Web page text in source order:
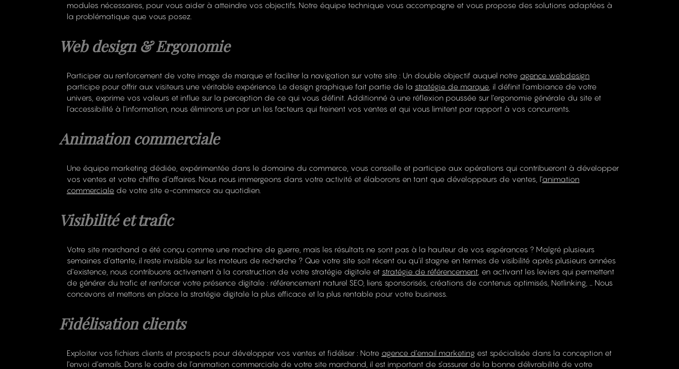
close
Village Zéro
Codes-barres
Recrutage
modules nécessaires, pour vous aider à atteindre vos objectifs. Notre équipe technique vous accompagne et vous propose des solutions adaptées à
la problématique que vous posez.
Web design & Ergonomie
Participer au renforcement de votre image de marque et faciliter la navigation sur votre site : Un double objectif auquel notre agence webdesign
participe pour offrir aux visiteurs une véritable expérience. Le design graphique fait partie de la stratégie de marque , il définit l’ambiance de votre
univers, exprime vos valeurs et influe sur la perception de ce qui vous définit. Additionné à une réflexion poussée sur l’ergonomie générale du site et
l’accessibilité à l’information, nous éliminons un par un les facteurs qui freinent vos ventes et qui vous limitent par rapport à vos concurrents.
Animation commerciale
Une équipe marketing dédiée, expérimentée dans le domaine du commerce, vous conseille et participe aux opérations qui contribueront à développer
vos ventes et votre chiffre d’affaires. Nous nous immergeons dans votre activité et élaborons en tant que développeurs de ventes, l’animation
commerciale de votre site e-commerce au quotidien.
Visibilité et trafic
Votre site marchand a été conçu comme une machine de guerre, mais les résultats ne sont pas à la hauteur de vos espérances ? Malgré plusieurs
semaines d’attente, il reste invisible sur les moteurs de recherche ? Que votre site soit récent ou qu’il stagne en termes de visibilité après plusieurs années
d’existence, nous contribuons activement à la construction de votre stratégie digitale et stratégie de référencement , en activant les leviers qui permettent
de générer du trafic et renforcer votre présence digitale : référencement naturel SEO, liens sponsorisés, créations de contenus optimisés, Netlinking, … Nous
concevons et mettons en place la stratégie digitale la plus efficace et la plus rentable pour votre business.
Fidélisation clients
Exploiter vos fichiers clients et prospects pour développer vos ventes et fidéliser : Notre agence d’email marketing est spécialisée dans la conception et
l’envoi d’emails. Dans le cadre de l’animation commerciale de votre site marchand, il est important de s’assurer de la bonne délivrabilité de votre